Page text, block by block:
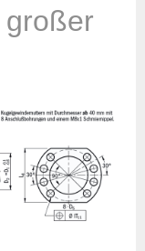
großer